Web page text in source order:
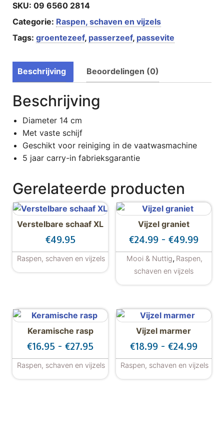
SKU: 09 6560 2814
Categorie: Raspen, schaven en vijzels
Tags: groentezeef, passerzeef, passevite
Beschrijving Beoordelingen (0)
Beschrijving
Diameter 14 cm
Met vaste schijf
Geschikt voor reiniging in de vaatwasmachine
5 jaar carry-in fabrieksgarantie
Gerelateerde producten
Verstelbare schaaf XL
€49.95
Raspen, schaven en vijzels
Vijzel graniet
€24.99 - €49.99
Mooi & Nuttig, Raspen,
schaven en vijzels
Dit product
Keramische rasp
€16.95 - €27.95Prijsklasse: €16.95 tot €27.95
Raspen, schaven en vijzels
Dit product heeft meerdere variaties.
Vijzel marmer
€18.99 - €24.99
Raspen, schaven en vijzels
Dit product